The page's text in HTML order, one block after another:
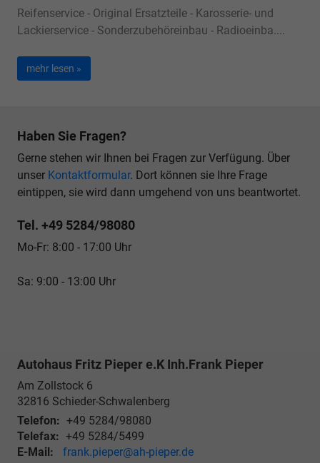
Reifenservice - Original Ersatzteile - Karosserie- und
Lackierservice - Sonderzubehöreinbau - Radioeinba....
mehr lesen »
Haben Sie Fragen?
Gerne stehen wir Ihnen bei Fragen zur Verfügung. Über
unser Kontaktformular. Dort können sie Ihre Frage
eintippen, sie wird dann umgehend von uns beantwortet.
Tel. +49 5284/98080
Mo-Fr: 8:00 - 17:00 Uhr
Sa: 9:00 - 13:00 Uhr
Autohaus Fritz Pieper e.K Inh.Frank Pieper
Am Zollstock 6
32816 Schieder-Schwalenberg
Telefon: +49 5284/98080
Telefax: +49 5284/5499
E-Mail:
frank.pieper@ah-pieper.de